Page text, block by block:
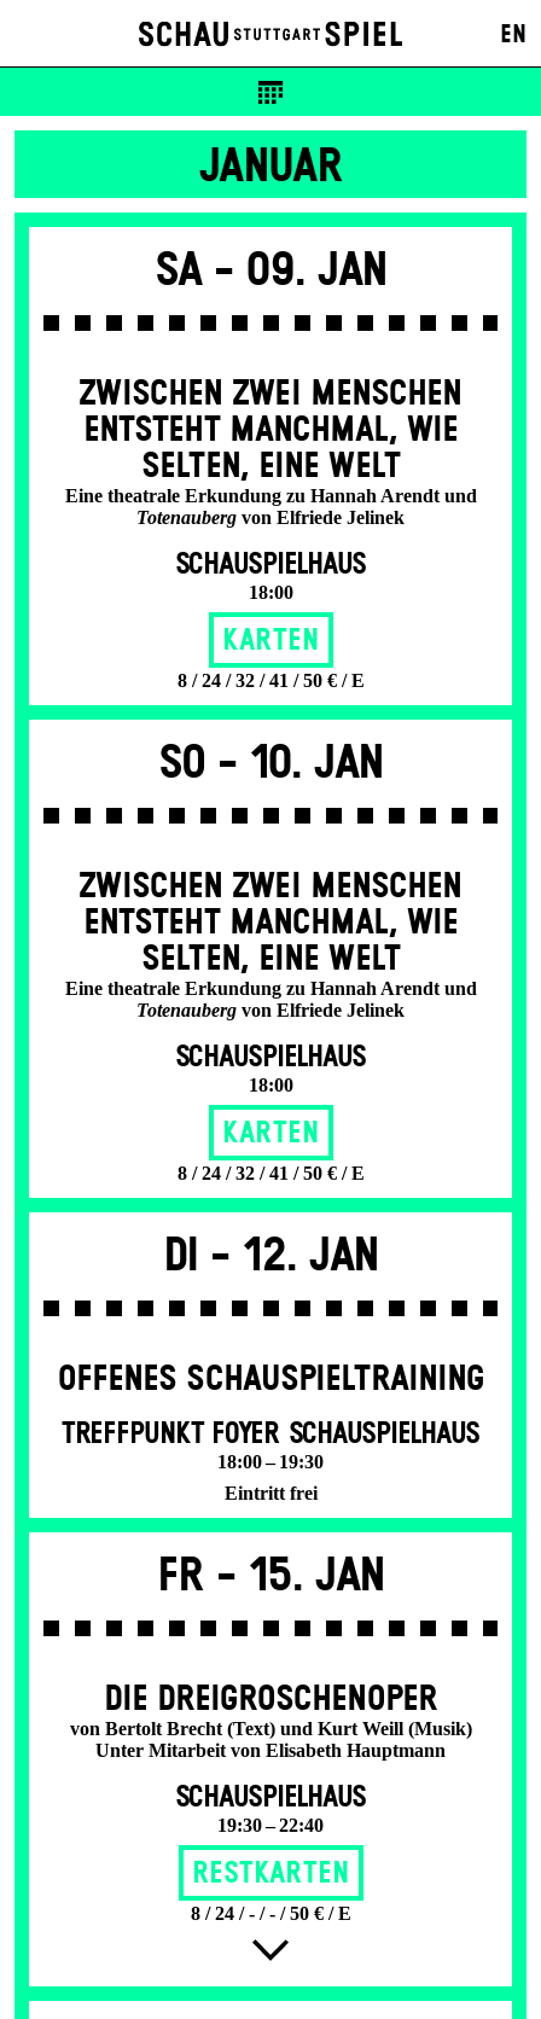
EN
JANUAR
Sa - 09. Jan
ZWISCHEN ZWEI MENSCHEN
ENT­STEHT MANCH­MAL, WIE
SELTEN, EINE WELT
Eine theatrale Erkundung zu Hannah Arendt und
Totenauberg von Elfriede Jelinek
SCHAUSPIELHAUS
18:00
Karten
8 / 24 / 32 / 41 / 50 € / E
So - 10. Jan
ZWISCHEN ZWEI MENSCHEN
ENT­STEHT MANCH­MAL, WIE
SELTEN, EINE WELT
Eine theatrale Erkundung zu Hannah Arendt und
Totenauberg von Elfriede Jelinek
SCHAUSPIELHAUS
18:00
Karten
8 / 24 / 32 / 41 / 50 € / E
Di - 12. Jan
OFFENES SCHAU­SPIEL­TRAINING
TREFFPUNKT FOYER SCHAUSPIELHAUS
18:00 – 19:30
Eintritt frei
Fr - 15. Jan
DIE DREI­GROSCHEN­OPER
von Bertolt Brecht (Text) und Kurt Weill (Musik)
Unter Mitarbeit von Elisabeth Hauptmann
SCHAUSPIELHAUS
19:30 – 22:40
Restkarten
8 / 24 / - / - / 50 € / E